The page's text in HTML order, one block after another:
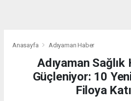
Anasayfa Adıyaman Haber
Adıyaman
Güçleniyor: 10
Filoya